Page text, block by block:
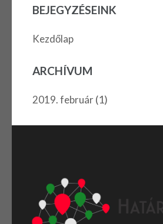
BEJEGYZÉSEINK
Kezdőlap
ARCHÍVUM
2019. február(1)